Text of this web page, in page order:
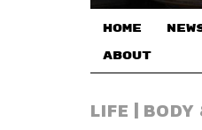
HOME
ABOUT
LIFE | BODY